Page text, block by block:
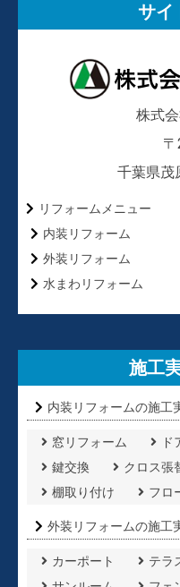
サイ
株式
千葉県茂
リフォームメニュー
内装リフォーム
外装リフォーム
水まわリフォーム
施工
内装リフォームの施工
窓リフォーム ド
鍵交換
クロス張
棚取り付け
フロ
外装リフォームの施工
カーポート テラ